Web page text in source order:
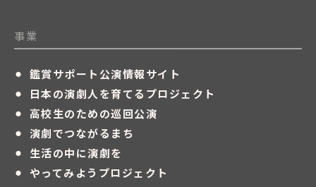
事業
・ 鑑賞サポート公演情報サイト
・ 日本の演劇人を育てるプロジェクト
・ 高校生のための巡回公演
・ 演劇でつながるまち
・ 生活の中に演劇を
・ やってみようプロジェクト